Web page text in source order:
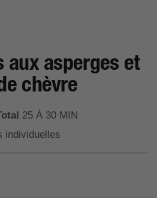
aux asperges et
chèvre
25 À 30 MIN
individuelles